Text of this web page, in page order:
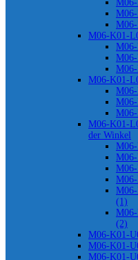
M06-K01-
M06-K01-
M06-K01-
der Winkel
(1)
(2)
M06-K01-
M06-K01-
M06-K01-